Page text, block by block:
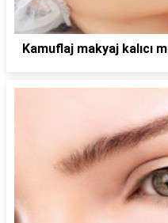
Kamuflaj makyaj kalıcı